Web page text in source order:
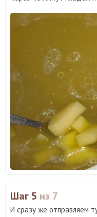
Шаг 5 из 7
И сразу же отправляем